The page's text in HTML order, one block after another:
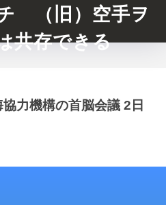
（旧）空手ヲ
共存できる
力機構の首脳会議 2日